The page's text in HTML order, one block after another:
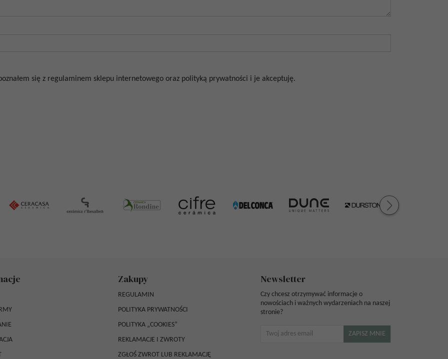
się z regulaminem sklepu internetowego oraz polityką prywatności i je akceptuję.
Zakupy
REGULAMIN
POLITYKA PRYWATNOŚCI
POLITYKA „COOKIES”
REKLAMACJE I ZWROTY
ZGŁOŚ ZWROT LUB REKLAMACJĘ
Newsletter
Czy chcesz otrzymywać informacje o
nowościach i ważnych wydarzeniach na naszej
stronie?